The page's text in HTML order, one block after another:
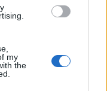
my
the
Ναός του